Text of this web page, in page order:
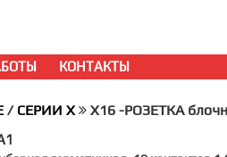
КОНТАКТЫ
/ СЕРИИ X X16 -РОЗЕТКА